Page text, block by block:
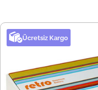
Ücretsiz Kargo